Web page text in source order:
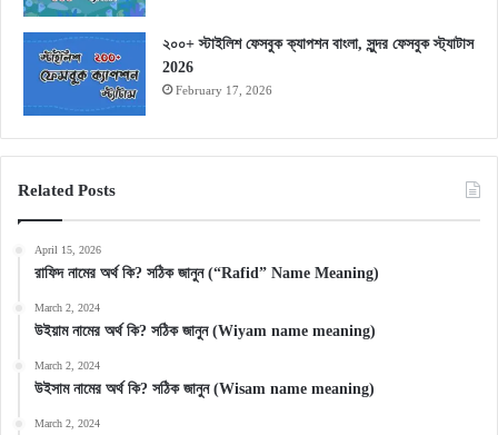
২০০+ স্টাইলিশ ফেসবুক ক্যাপশন বাংলা, সুন্দর ফেসবুক স্ট্যাটাস
2026
February 17, 2026
Related Posts
April 15, 2026
রাফিদ নামের অর্থ কি? সঠিক জানুন (“Rafid” Name Meaning)
March 2, 2024
উইয়াম নামের অর্থ কি? সঠিক জানুন (Wiyam name meaning)
March 2, 2024
উইসাম নামের অর্থ কি? সঠিক জানুন (Wisam name meaning)
March 2, 2024